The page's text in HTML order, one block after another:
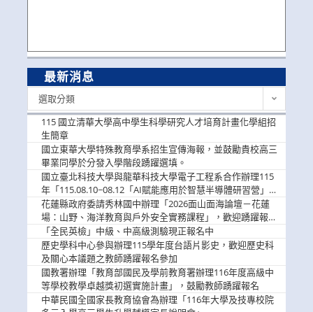
最新消息
選取分類
115 國立清華大學高中學生科學研究人才培育計畫化學組招
生簡章
國立東華大學特殊教育學系招生宣傳海報，並鼓勵貴校高三
畢業同學於分發入學階段踴躍選填。
國立臺北科技大學與龍華科技大學電子工程系合作辦理115
年「115.08.10~08.12「AI賦能應用於智慧半導體研習營」，
歡迎學生踴躍報名參加
花蓮縣政府委請秀林國中辦理「2026面山面海論壇－花蓮
場：山野、海洋教育與戶外安全實務課程」，歡迎踴躍報名
參加
「全民英檢」中級、中高級測驗現正報名中
歷史學科中心參與辦理115學年度台語片影史，歡迎歷史科
及關心本議題之教師踴躍報名參加
國教署辦理「教育部國民及學前教育署辦理116年度高級中
等學校教學卓越獎初選實施計畫」，鼓勵教師踴躍報名
中華民國全國家長教育協會為辦理「116年大學及技專校院